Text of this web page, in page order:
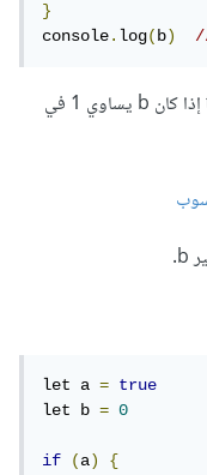
}
console.log(b)
لأن b === 1 هي عبارة عن وظيفة تعيد true إذا كان b يساوي 1 في
let a =
true
let b = 0
if (a)
{